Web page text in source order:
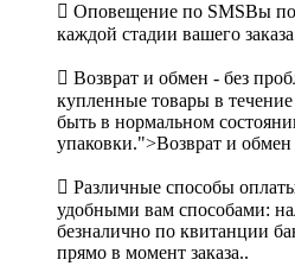
 Оповещение по SMSВы
каждой стадии вашего
 Возврат и обмен - без
купленные товары в
быть в нормальном
упаковки.">Возврат и обмен
 Различные способы
удобными вам способами:
безналично по квитанции
прямо в момент заказа..